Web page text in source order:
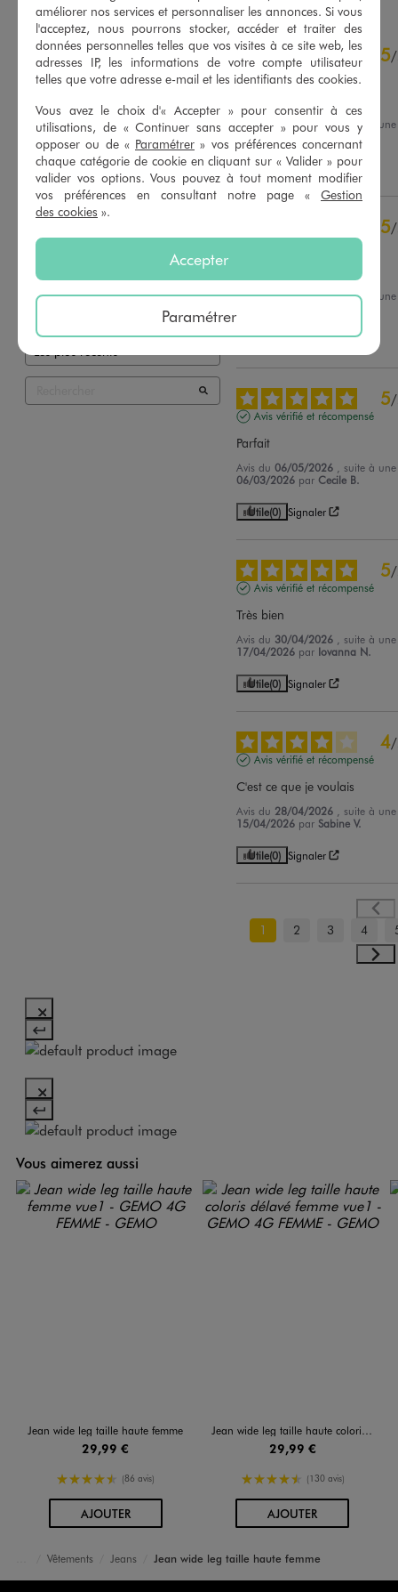
4.7/5
Basé sur48 avis soumis à un
contrôle
Voir tous les avis sur ce site
5étoiles
3
2
étoile 0
5/
Avis vérifié et récompensé
Avis du 09/06/2026 , suite à
27/05/2026 par Maryline G.
Utile(0) Signaler
5/
Avis vérifié et récompensé
Avis du21/05/2026 , suite à
Utile(0) Signaler
5/
Avis vérifié et récompensé
Parfait
Avis du06/05/2026
, suite à
06/03/2026 parCecile B.
Utile(0) Signaler
5/
Avis vérifié et récompensé
Très bien
Avis du 30/04/2026
, suite à
17/04/2026 par Iovanna N.
Utile(0) Signaler
4/
Avis vérifié et récompensé
C'est ce que je voulais
Avis du 28/04/2026
, suite à
15/04/2026 par Sabine V.
Utile(0) Signaler
1 2 3 4
Vous aimerez aussi
Jean wide leg taille haute femme
29,99 €
4.5/5 de moyenne
(86 avis)
AJOUTERAU PANIER
Jean wide leg taille haute coloris délavé femme
29,99 €
4.5/5 de moyenne
(130 avis)
AJOUTERAU PANIER
Vêtements Jeans Jean wide leg taille haute femme
améliorer nos services et personnaliser les annonces. Si vous
l'acceptez, nous pourrons stocker, accéder et traiter des
données personnelles telles que vos visites à ce site web, les
adresses IP, les informations de votre compte utilisateur
telles que votre adresse e-mail et les identifiants des cookies.
Vous avez le choix d'« Accepter » pour consentir à ces
utilisations, de « Continuer sans accepter » pour vous y
opposer ou de « Paramétrer » vos préférences concernant
chaque catégorie de cookie en cliquant sur « Valider » pour
valider vos options. Vous pouvez à tout moment modifier
vos préférences en consultant notre page « Gestion
des cookies ».
Accepter
Paramétrer